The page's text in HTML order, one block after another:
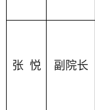
张 悦 副院长